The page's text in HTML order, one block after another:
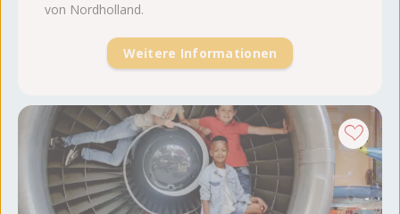
von Nordholland.
Weitere Informationen